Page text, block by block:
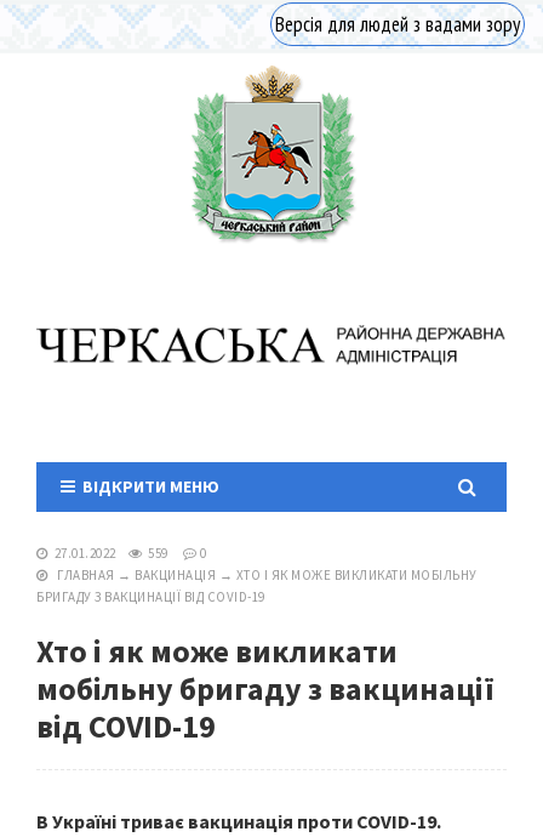
Версія для людей з вадами зору
ВІДКРИТИ МЕНЮ
27.01.2022 559
0
ГЛАВНАЯ → ВАКЦИНАЦІЯ → ХТО І ЯК МОЖЕ ВИКЛИКАТИ МОБІЛЬНУ
БРИГАДУ З ВАКЦИНАЦІЇ ВІД COVID-19
Хто і як може викликати
мобільну бригаду з вакцинації
від COVID-19
В Україні триває вакцинація проти COVID-19.